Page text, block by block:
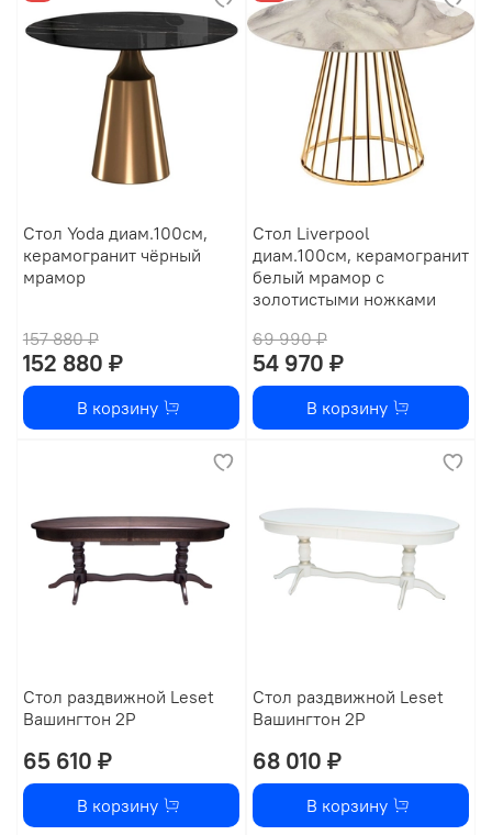
Стол Yoda диам.100см,
керамогранит чёрный
мрамор
157 880 ₽
152 880 ₽
В корзину
Стол Liverpool
диам.100см, керамогранит
белый мрамор с
золотистыми ножками
69 990 ₽
54 970 ₽
В корзину
Стол раздвижной Leset
Вашингтон 2Р
65 610 ₽
В корзину
Стол раздвижной Leset
Вашингтон 2Р
68 010 ₽
В корзину